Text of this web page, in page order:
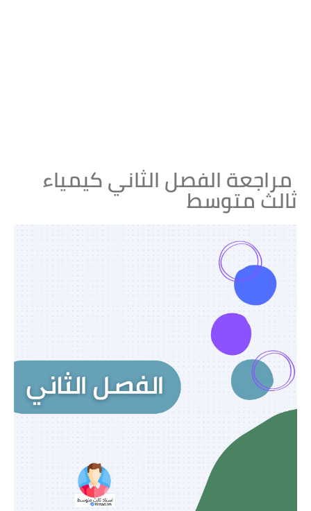
مراجعة الفصل الثاني كيمياء
ثالث متوسط